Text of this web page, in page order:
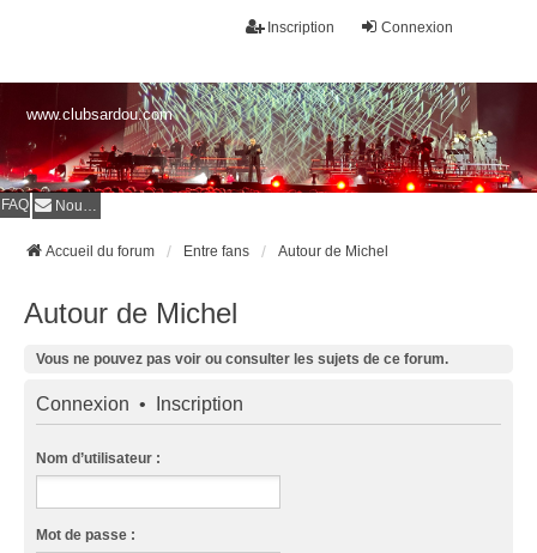
Connexion
Inscription
www.clubsardou.com
FAQ Nous contacter
Accueil du forum Entre fans Autour de Michel
Autour de Michel
Vous ne pouvez pas voir ou consulter les sujets de ce forum.
Connexion • Inscription
Nom d’utilisateur :
Mot de passe :